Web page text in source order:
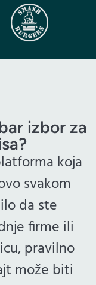
izbor za
koja
svakom
da ste
firme ili
pravilno
može biti